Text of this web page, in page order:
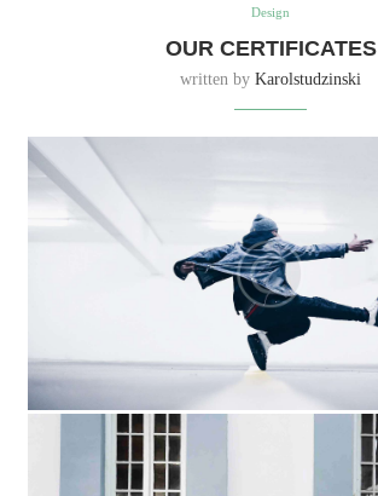
Design
OUR CERTIFICATES
written by Karolstudzinski